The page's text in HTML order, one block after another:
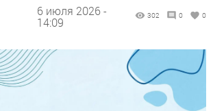
6 июля 2026 -
14:09
302 0 0